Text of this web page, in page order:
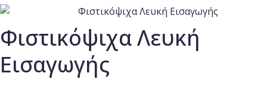
Φιστικόψιχα Λευκή
Εισαγωγής